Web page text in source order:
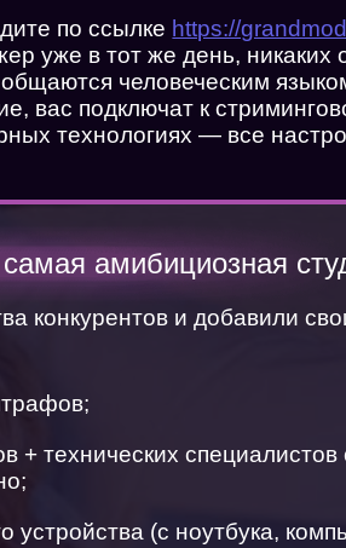
по ссылке https://
уже в тот же день, никаких
человеческим
вас подключат к
технологиях — все
амибициозная
конкурентов и добавили
+ технических специалистов
(с ноутбука,